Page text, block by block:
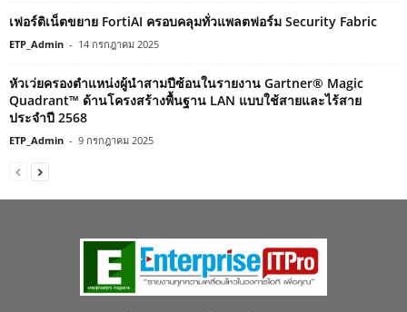
เฟอร์ติเน็ตขยาย FortiAI ครอบคลุมทั่วแพลตฟอร์ม Security Fabric
ETP_Admin - 14 กรกฎาคม 2025
หัวเว่ยครองตำแหน่งผู้นำสามปีซ้อนในรายงาน Gartner® Magic
Quadrant™ ด้านโครงสร้างพื้นฐาน LAN แบบใช้สายและไร้สาย
ประจำปี 2568
ETP_Admin - 9 กรกฎาคม 2025